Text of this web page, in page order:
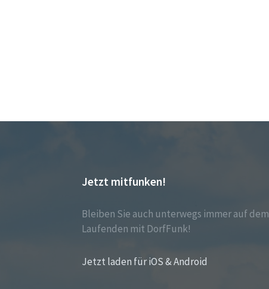
Jetzt mitfunken!
Bleiben Sie auch unterwegs immer auf dem
Laufenden mit DorfFunk!
Jetzt laden für iOS & Android